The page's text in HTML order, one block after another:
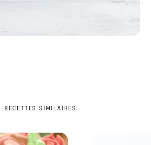
RECETTES SIMILAIRES